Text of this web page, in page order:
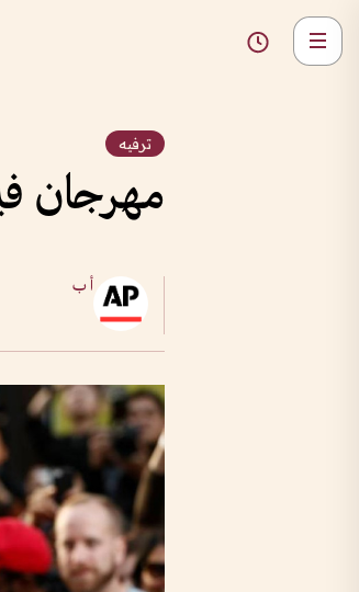
ترفيه
مهرجان
أ ب